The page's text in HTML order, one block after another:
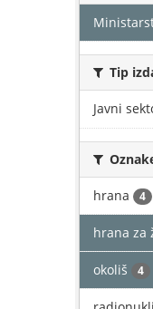
Tip
Javni
hrana 4
hrana za
okoliš 4